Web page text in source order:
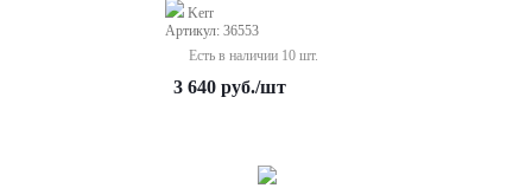
Kerr
Артикул: 36553
Есть в наличии 10 шт.
3 640 руб./шт